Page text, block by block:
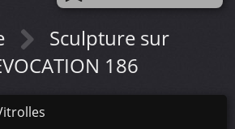
Sculpture sur
186